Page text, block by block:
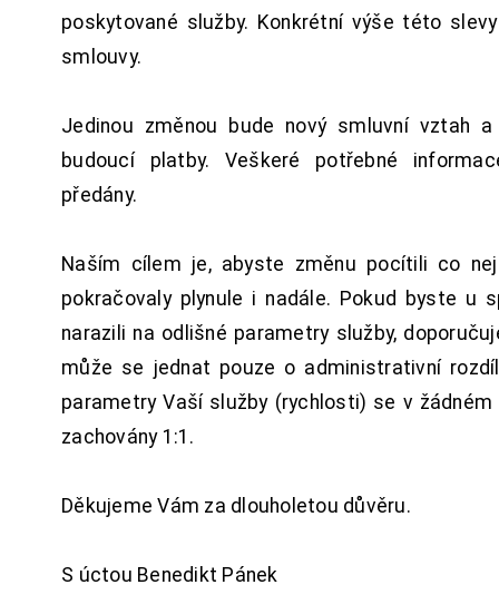
poskytované služby. Konkrétní výše této
smlouvy.
Jedinou změnou bude nový smluvní vztah
budoucí platby. Veškeré potřebné
předány.
Naším cílem je, abyste změnu pocítili co
pokračovaly plynule i nadále. Pokud byste u
narazili na odlišné parametry služby,
může se jednat pouze o administrativní
parametry Vaší služby (rychlosti) se v
zachovány 1:1.
Děkujeme Vám za dlouholetou důvěru.
S úctou Benedikt Pánek